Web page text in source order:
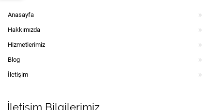
Anasayfa
Hakkımızda
Hizmetlerimiz
Blog
İletişim
İletişim Bilgilerimiz